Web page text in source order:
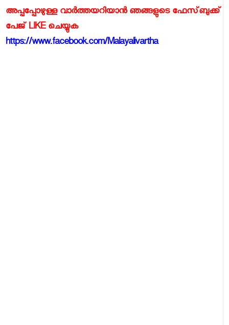
അപ്പപ്പോഴുള്ള വാര്‍ത്തയറിയാന്‍ ഞങ്ങളുടെ ഫേസ്‌ബുക്ക്‌
പേജ് LIKE ചെയ്യുക
https://www.facebook.com/Malayalivartha